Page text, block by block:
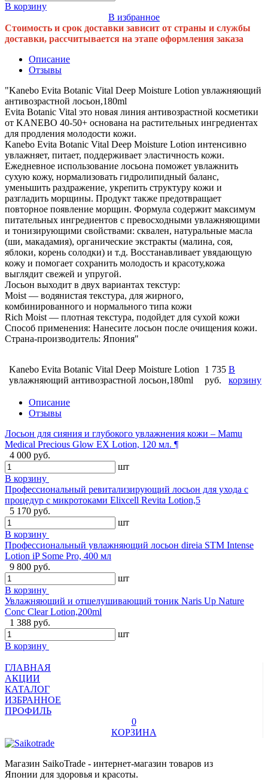
В корзину
В избранное
Стоимость и срок доставки зависит от страны и службы
доставки, рассчитывается на этапе оформления заказа
Описание
Отзывы
"Kanebo Evita Botanic Vital Deep Moisture Lotion увлажняющий
антивозрастной лосьон,180ml
Evita Botaniс Vital это новая линия антивозрастной косметики
от KANEBO 40-50+ основана на растительных ингредиентах
для продления молодости кожи.
Kanebo Evita Botanic Vital Deep Moisture Lotion интенсивно
увлажняет, питает, поддерживает эластичность кожи.
Ежедневное использование лосьона поможет увлажнить
сухую кожу, нормализовать гидролипидный баланс,
уменьшить раздражение, укрепить структуру кожи и
разгладить морщины. Продукт также предотвращает
повторное появление морщин. Формула содержит максимум
питательных ингредиентов с превосходными увлажняющими
и тонизирующими свойствами: сквален, натуральные масла
(ши, макадамия), органические экстракты (малина, соя,
яблоки, корень солодки) и т.д. Восстанавливает увядающую
кожу и помогает сохранить молодость и красоту,кожа
выглядит свежей и упругой.
Лосьон выходит в двух вариантах текстур:
Moist — водянистая текстура, для жирного,
комбинированного и нормального типа кожи
Rich Moist — плотная текстура, подойдет для сухой кожи
Способ применения: Нанесите лосьон после очищения кожи.
Страна-производитель: Япония"
Kanebo Evita Botanic Vital Deep Moisture Lotion
увлажняющий антивозрастной лосьон,180ml
1 735
руб.
В
корзину
Описание
Отзывы
Лосьон для сияния и глубокого увлажнения кожи – Mamu
Medical Precious Glow EX Lotion, 120 мл. ¶
4 000 руб.
шт
В корзину
Профессиональный ревитализирующий лосьон для ухода с
процедур с микротоками Elixcell Revita Lotion,5
5 170 руб.
шт
В корзину
Профессиональный увлажняющий лосьон direia STM Intense
Lotion iP Some Pro, 400 мл
9 800 руб.
шт
В корзину
Увлажняющий и отшелушивающий тоник Naris Up Nature
Conc Clear Lotion,200ml
1 388 руб.
шт
В корзину
ГЛАВНАЯ
АКЦИИ
КАТАЛОГ
ИЗБРАННОЕ
ПРОФИЛЬ
0
КОРЗИНА
Магазин SaikoTrade - интернет-магазин товаров из
Японии для здоровья и красоты.